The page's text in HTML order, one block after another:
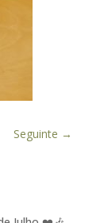
Seguinte →